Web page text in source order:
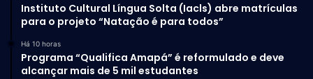
Instituto Cultural Língua Solta (Iacls) abre matrículas
para o projeto “Natação é para todos”
Há 10 horas
Programa “Qualifica Amapá” é reformulado e deve
alcançar mais de 5 mil estudantes